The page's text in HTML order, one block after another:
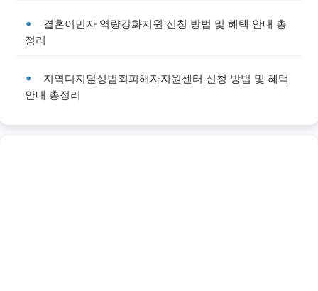
결혼이민자 역량강화지원 신청 방법 및 혜택 안내 총
정리
지역디지털성범죄피해자지원센터 신청 방법 및 혜택
안내 총정리